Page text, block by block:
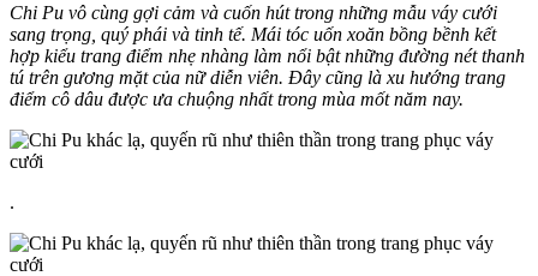
Chi Pu vô cùng gợi cảm và cuốn hút trong những mẫu váy cưới
sang trọng, quý phái và tinh tế. Mái tóc uốn xoăn bồng bềnh kết
hợp kiểu trang điểm nhẹ nhàng làm nổi bật những đường nét thanh
tú trên gương mặt của nữ diễn viên. Đây cũng là xu hướng trang
điểm cô dâu được ưa chuộng nhất trong mùa mốt năm nay.
.